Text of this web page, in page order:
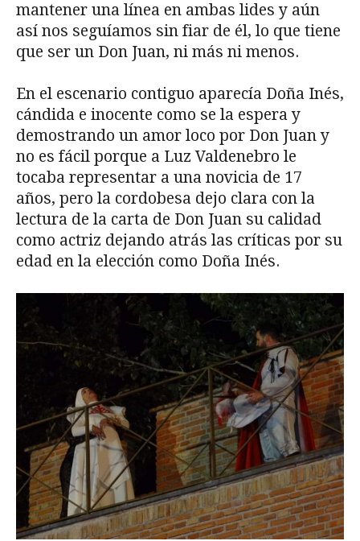
mantener una línea en ambas lides y aún
así nos seguíamos sin fiar de él, lo que tiene
que ser un Don Juan, ni más ni menos.
En el escenario contiguo aparecía Doña Inés,
cándida e inocente como se la espera y
demostrando un amor loco por Don Juan y
no es fácil porque a Luz Valdenebro le
tocaba representar a una novicia de 17
años, pero la cordobesa dejo clara con la
lectura de la carta de Don Juan su calidad
como actriz dejando atrás las críticas por su
edad en la elección como Doña Inés.